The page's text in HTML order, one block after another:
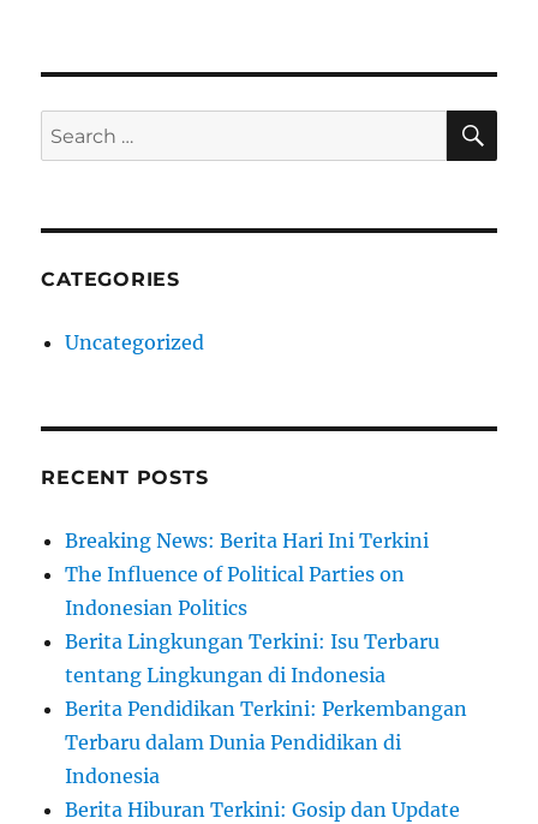
Search
for:
CATEGORIES
Uncategorized
RECENT POSTS
Breaking News: Berita Hari Ini Terkini
The Influence of Political Parties on
Indonesian Politics
Berita Lingkungan Terkini: Isu Terbaru
tentang Lingkungan di Indonesia
Berita Pendidikan Terkini: Perkembangan
Terbaru dalam Dunia Pendidikan di
Indonesia
Berita Hiburan Terkini: Gosip dan Update